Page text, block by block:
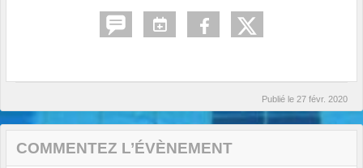
Publié le 27 févr. 2020
COMMENTEZ L’ÉVÈNEMENT